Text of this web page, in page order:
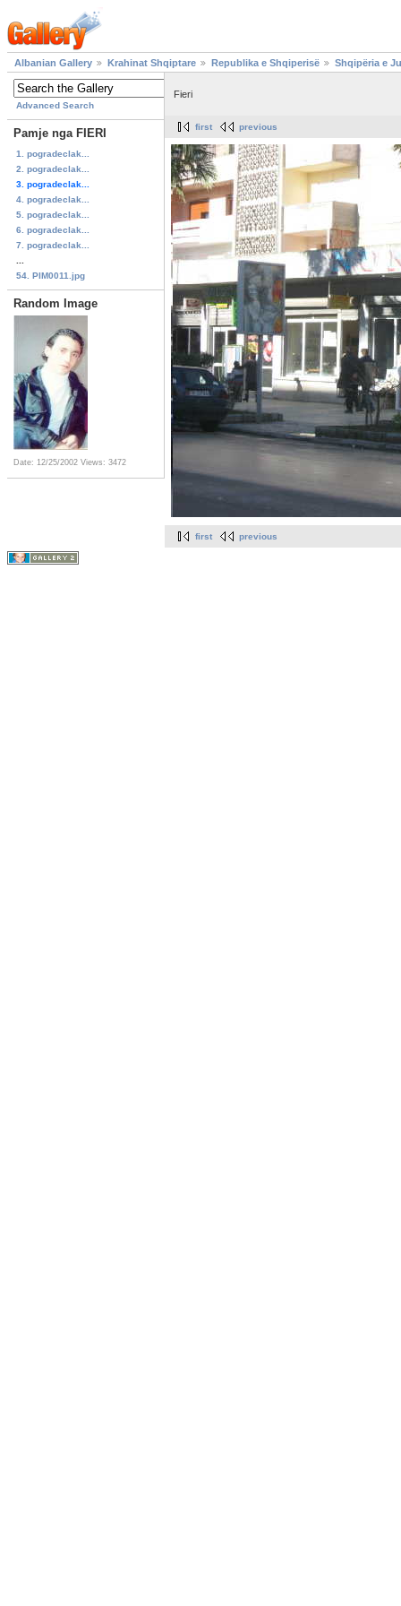
Albanian Gallery Krahinat Shqiptare Republika e Shqiperisë Shqipëria e
Advanced Search
Pamje nga FIERI
1. pogradeclak...
2. pogradeclak...
3. pogradeclak...
4. pogradeclak...
5. pogradeclak...
6. pogradeclak...
7. pogradeclak...
54. PIM0011.jpg
Random Image
Date: 12/25/2002 Views: 3472
Fieri
first previous
first previous